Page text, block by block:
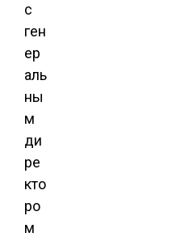
с
ген
ер
аль
ны
м
ди
ре
кто
ро
м